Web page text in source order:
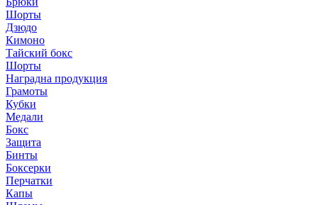
Шорты
Дзюдо
Кимоно
Тайский бокс
Шорты
Наградна продукция
Грамоты
Кубки
Медали
Бокс
Защита
Бинты
Боксерки
Перчатки
Капы